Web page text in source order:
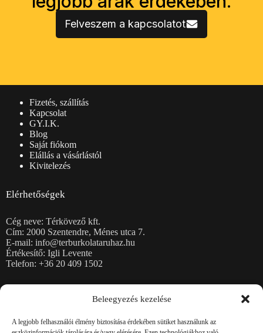
Beleegyezés kezelése
A legjobb felhasználói élmény biztosítása érdekében sütiket használunk az
Felveszem a kapcsolatot
Fizetés, szállítás
Kapcsolat
GY.I.K.
Blog
Saját fiókom
Elállás a vásárlástól
Kivitelezés
Elérhetőségek
Cég neve: Térkövező kft.
Cím: 2000 Szentendre, Ménes utca 7.
E-mail: info@terburkolataruhaz.hu
Értékesítő: Igli Levente
Telefon: +36 20 409 1502
Kerítéskövek, fedlapok